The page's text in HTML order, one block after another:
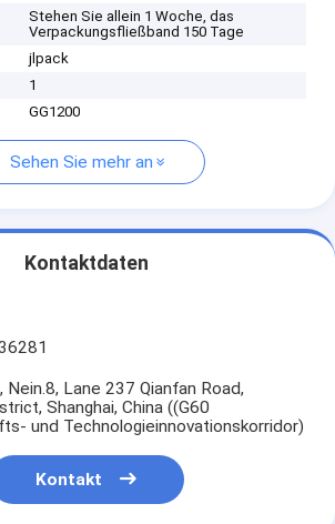
Stehen Sie allein 1 Woche, das
Verpackungsfließband 150 Tage
jlpack
1
GG1200
Sehen Sie mehr an
Kontaktdaten
Nein.8, Lane 237 Qianfan Road,
Shanghai, China ((G60
und Technologieinnovationskorridor)
Kontakt